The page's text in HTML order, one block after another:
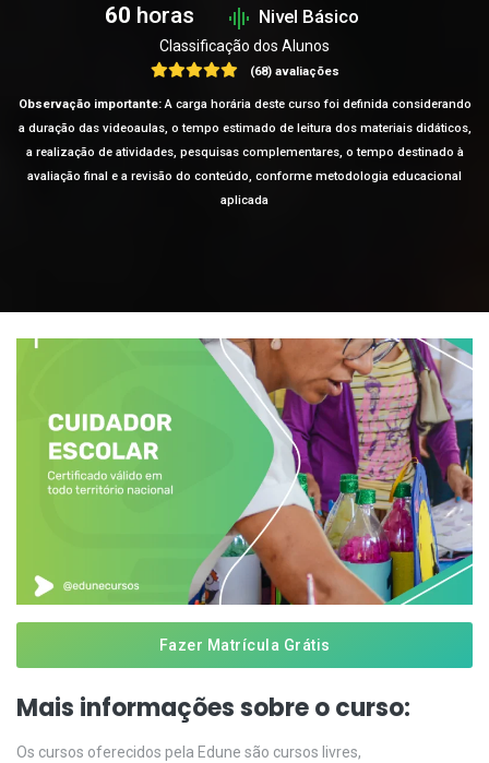
60 horas Nivel Básico
Classificação dos Alunos
(68) avaliações
Observação importante:A carga horária deste curso foi definida considerando
a duração das videoaulas, o tempo estimado de leitura dos materiais didáticos,
a realização de atividades, pesquisas complementares, o tempo destinado à
avaliação final e a revisão do conteúdo, conforme metodologia educacional
aplicada
Fazer Matrícula Grátis
Mais informações sobre o curso:
Os cursos oferecidos pela Edune são cursos livres,